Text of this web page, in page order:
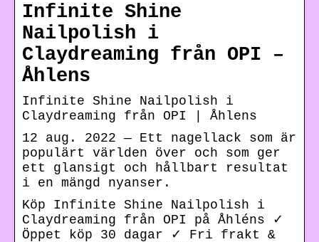
Infinite Shine
Nailpolish i
Claydreaming från OPI –
Åhlens
Infinite Shine Nailpolish i
Claydreaming från OPI | Åhlens
12 aug. 2022 — Ett nagellack som är
populärt världen över och som ger
ett glansigt och hållbart resultat
i en mängd nyanser.
Köp Infinite Shine Nailpolish i
Claydreaming från OPI på Åhléns ✓
Öppet köp 30 dagar ✓ Fri frakt &